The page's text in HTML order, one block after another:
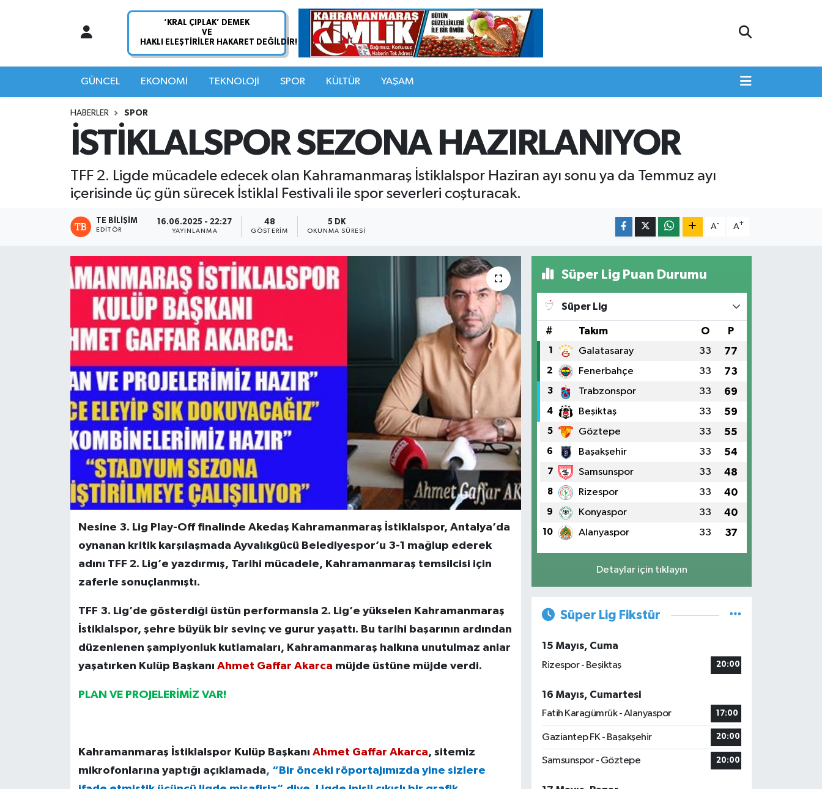
GÜNCEL EKONOMİ TEKNOLOJİ SPOR KÜLTÜR YAŞAM
HABERLER SPOR
İSTİKLALSPOR SEZONA HAZIRLANIYOR
TFF 2. Ligde mücadele edecek olan Kahramanmaraş İstiklalspor Haziran ayı sonu ya da Temmuz ayı
içerisinde üç gün sürecek İstiklal Festivali ile spor severleri coşturacak.
TE BILIŞIM
EDITÖR
16.06.2025 - 22:27
YAYINLANMA
48
GÖSTERIM
5 DK
OKUNMA SÜRESI
A- A+
Nesine 3. Lig Play-Off finalinde Akedaş Kahramanmaraş İstiklalspor, Antalya’da
oynanan kritik karşılaşmada Ayvalıkgücü Belediyespor’u 3-1 mağlup ederek
adını TFF 2. Lig’e yazdırmış, Tarihi mücadele, Kahramanmaraş temsilcisi için
zaferle sonuçlanmıştı.
TFF 3. Lig’de gösterdiği üstün performansla 2. Lig’e yükselen Kahramanmaraş
İstiklalspor, şehre büyük bir sevinç ve gurur yaşattı. Bu tarihi başarının ardından
düzenlenen şampiyonluk kutlamaları, Kahramanmaraş halkına unutulmaz anlar
yaşatırken Kulüp Başkanı Ahmet Gaffar Akarca müjde üstüne müjde verdi.
PLAN VE PROJELERİMİZ VAR!
Kahramanmaraş İstiklalspor Kulüp Başkanı Ahmet Gaffar Akarca, sitemiz
mikrofonlarına yaptığı açıklamada, “Bir önceki röportajımızda yine sizlere
Süper Lig Puan Durumu
Süper Lig
# Takım O P
1 Galatasaray 33 77
2 Fenerbahçe 33 73
3 Trabzonspor 33 69
4 Beşiktaş 33 59
5 Göztepe 33 55
6 Başakşehir 33 54
7 Samsunspor 33 48
8 Rizespor 33 40
9 Konyaspor 33 40
10 Alanyaspor 33 37
Detaylar için tıklayın
Süper Lig Fikstür
15 Mayıs, Cuma
Rizespor - Beşiktaş
20:00
16 Mayıs, Cumartesi
Fatih Karagümrük - Alanyaspor
17:00
Gaziantep FK - Başakşehir 20:00
Samsunspor - Göztepe 20:00
Hava Durumu
Namaz Vakitleri
Trafik Durumu
Süper Lig Puan Durumu ve Fikstür
Tüm Manşetler
Son Dakika Haberleri
Haber Arşivi